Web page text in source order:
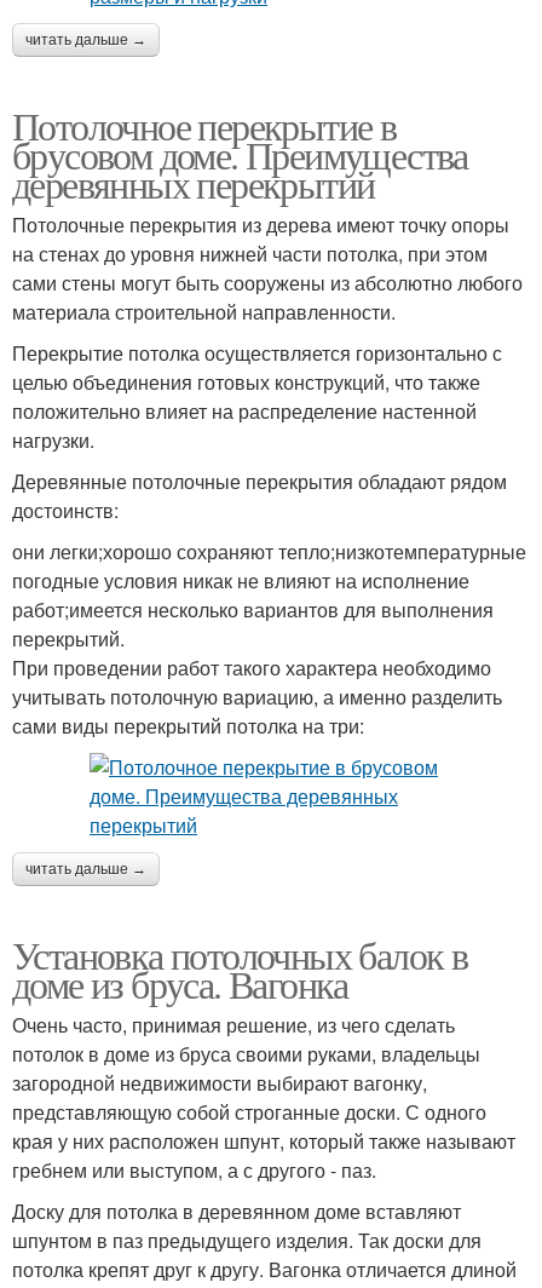
читать дальше →
Потолочное перекрытие в
брусовом доме. Преимущества
деревянных перекрытий
Потолочные перекрытия из дерева имеют точку опоры
на стенах до уровня нижней части потолка, при этом
сами стены могут быть сооружены из абсолютно любого
материала строительной направленности.
Перекрытие потолка осуществляется горизонтально с
целью объединения готовых конструкций, что также
положительно влияет на распределение настенной
нагрузки.
Деревянные потолочные перекрытия обладают рядом
достоинств:
они легки;хорошо сохраняют тепло;низкотемпературные
погодные условия никак не влияют на исполнение
работ;имеется несколько вариантов для выполнения
перекрытий.
При проведении работ такого характера необходимо
учитывать потолочную вариацию, а именно разделить
сами виды перекрытий потолка на три:
читать дальше →
Установка потолочных балок в
доме из бруса. Вагонка
Очень часто, принимая решение, из чего сделать
потолок в доме из бруса своими руками, владельцы
загородной недвижимости выбирают вагонку,
представляющую собой строганные доски. С одного
края у них расположен шпунт, который также называют
гребнем или выступом, а с другого - паз.
Доску для потолка в деревянном доме вставляют
шпунтом в паз предыдущего изделия. Так доски для
потолка крепят друг к другу. Вагонка отличается длиной